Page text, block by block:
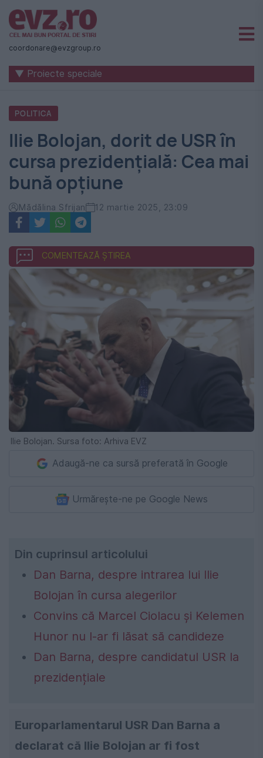
Știri
naționale
internaționale
România
Evenimentul
Zilei
coordonare@evzgroup.ro
▼ Proiecte speciale
POLITICA
Ilie Bolojan, dorit de USR în
cursa prezidențială: Cea mai
bună opțiune
Mădălina Sfrijan 12 martie 2025, 23:09
COMENTEAZĂ ȘTIREA
Ilie Bolojan. Sursa foto: Arhiva EVZ
Adaugă-ne ca sursă preferată în Google
Urmărește-ne pe Google News
Din cuprinsul articolului
Dan Barna, despre intrarea lui Ilie
Bolojan în cursa alegerilor
Convins că Marcel Ciolacu și Kelemen
Hunor nu l-ar fi lăsat să candideze
Dan Barna, despre candidatul USR la
prezidențiale
Europarlamentarul USR Dan Barna a
declarat că Ilie Bolojan ar fi fost